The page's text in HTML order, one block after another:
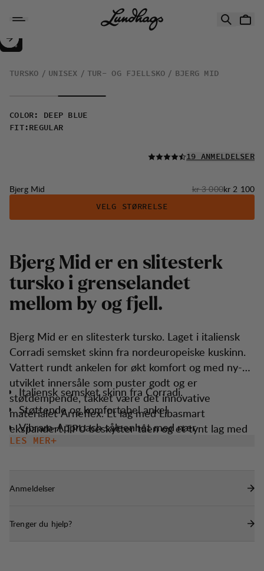
Bjerg Mid
SALG :
30%
TURSKO UNISEX TUR- OG FJELLSKO BJERG MID
COLOR :
DEEP BLUE
FIT: REGULAR
LES ALLE
19 ANMELDELSER
Bjerg Mid Originalpris:
kr 3 000Salgspris
kr 2 100
VELG STØRRELSE
Bjerg Mid er en slitesterk
tursko i grenselandet
mellom by og fjell.
Bjerg Mid er en slitesterk tursko. Laget i italiensk
Corradi semsket skinn fra nordeuropeiske kuskinn.
Vattert rundt ankelen for økt komfort og med ny-
utviklet innersåle som puster godt og er
støtdempende, takket være det innovative
materialet Arneflex. Et lag med Libasmart
ekspandert TPU beskytter tåen og et tynt lag med
TPU-film, som minner om våre klassiske skallstøvler,
Italiensk semsket skinn fra Corradi.
Støttende og komfortabel ankel
Vibram-Approach såleenhet med nær
bakkekontroll.
LES MER
Anmeldelser
Trenger du hjelp?